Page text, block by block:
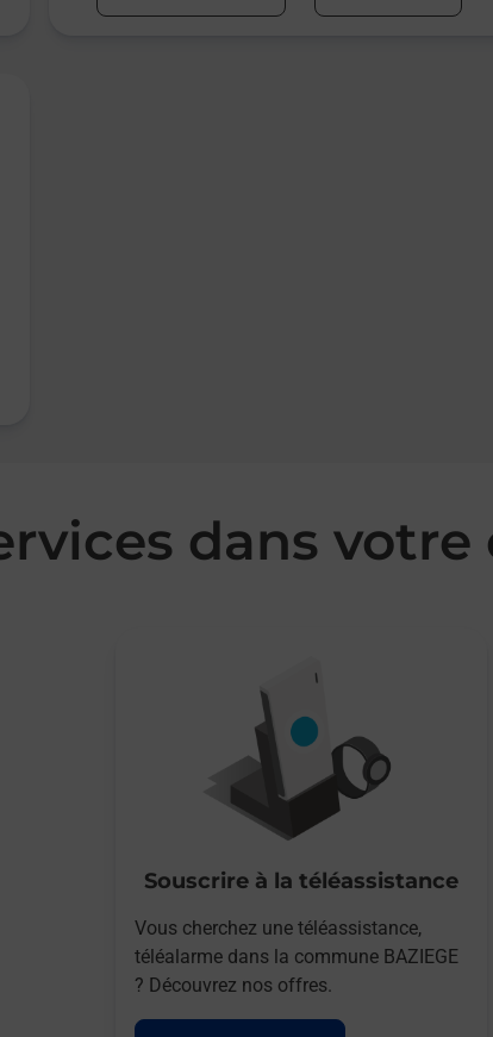
dans
Souscrire à la téléassistance
Vous cherchez une téléassistance,
téléalarme dans la commune BAZIEGE
? Découvrez nos offres.